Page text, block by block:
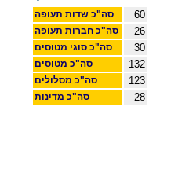
סה"כ שדות תעופה 60
26
סה"כ סוגי מטוסים 30
סה"כ מטוסים 132
סה"כ מסלולים 123
סה"כ מדינות 28